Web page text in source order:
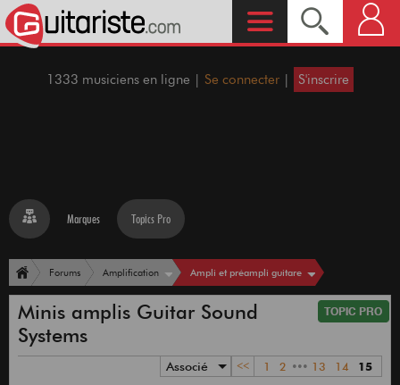
1333 musiciens en ligne | Se connecter | S'inscrire
Marques Topics Pro
Forums Amplification Ampli et préampli guitare
Minis amplis Guitar Sound
Systems
Associé << 1 2 ••• 13 14 15